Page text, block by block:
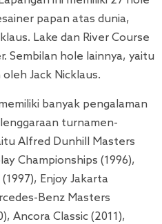
papan atas dunia,
Lake dan River Course
Sembilan hole lainnya, yaitu
Jack Nicklaus.
banyak pengalaman
turnamen-
Alfred Dunhill Masters
Championships (1996),
Enjoy Jakarta
Benz Masters
Ancora Classic (2011),